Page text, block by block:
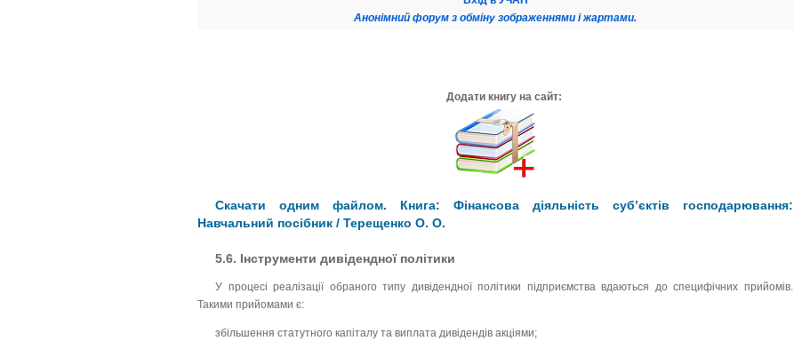
Анонімний форум з обміну зображеннями і жартами.
Додати книгу на сайт:
Скачати одним файлом. Книга: Фінансова діяльність суб’єктів господарювання:
Навчальний посібник / Терещенко О. О.
5.6. Інструменти дивідендної політики
У процесі реалізації обраного типу дивідендної політики підприємства вдаються до специфічних прийомів.
Такими прийомами є:
збільшення статутного капіталу та виплата дивідендів акціями;